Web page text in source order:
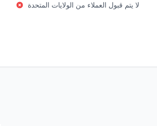
لا يتم قبول العملاء من الولايات المتحدة